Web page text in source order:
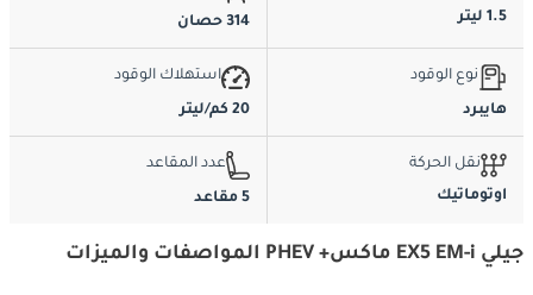
1.5 ليتر
314 حصان
نوع الوقود
هايبرد
استهلاك الوقود
20 كم/ليتر
نقل الحركة
اوتوماتيك
عدد المقاعد
5 مقاعد
جيلي EX5 EM-i ماكس+ PHEV المواصفات والميزات